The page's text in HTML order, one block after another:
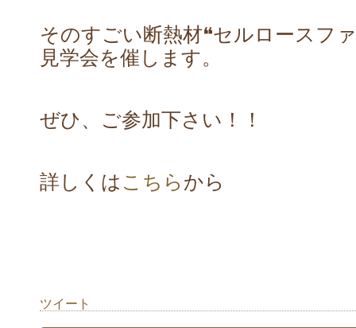
そのすごい断熱材❝セルロースフ
見学会を催します。
ぜひ、ご参加下さい！！
詳しくは こちら から
ツイート